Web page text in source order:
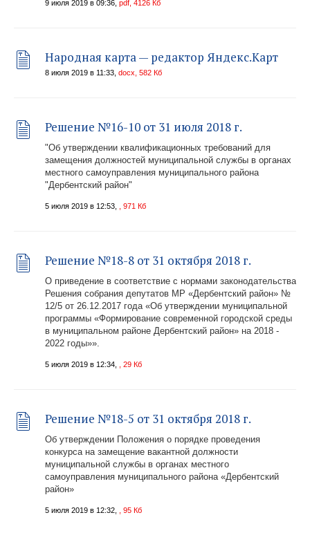
9 июля 2019 в 09:36, pdf, 4126 Кб
Народная карта — редактор Яндекс.Карт
8 июля 2019 в 11:33, docx, 582 Кб
Решение №16-10 от 31 июля 2018 г.
"Об утверждении квалификационных требований для
замещения должностей муниципальной службы в органах
местного самоуправления муниципального района
"Дербентский район"
5 июля 2019 в 12:53, , 971 Кб
Решение №18-8 от 31 октября 2018 г.
О приведение в соответствие с нормами законодательства
Решения собрания депутатов МР «Дербентский район» №
12/5 от 26.12.2017 года «Об утверждении муниципальной
программы «Формирование современной городской среды
в муниципальном районе Дербентский район» на 2018 -
2022 годы»».
5 июля 2019 в 12:34, , 29 Кб
Решение №18-5 от 31 октября 2018 г.
Об утверждении Положения о порядке проведения
конкурса на замещение вакантной должности
муниципальной службы в органах местного
самоуправления муниципального района «Дербентский
район»
5 июля 2019 в 12:32, , 95 Кб